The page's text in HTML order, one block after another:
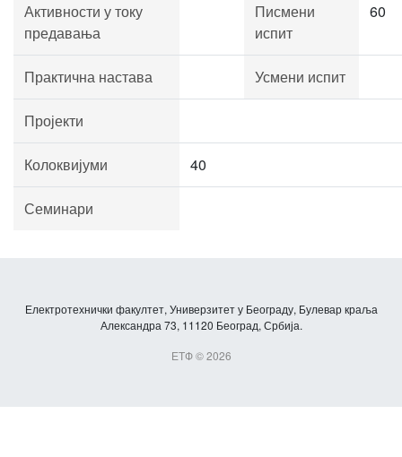
Активности у току
предавања
Писмени
испит
60
Практична настава Усмени испит
Пројекти
Колоквијуми 40
Семинари
Електротехнички факултет, Универзитет у Београду, Булевар краља
Александра 73, 11120 Београд, Србија.
ЕТФ © 2026